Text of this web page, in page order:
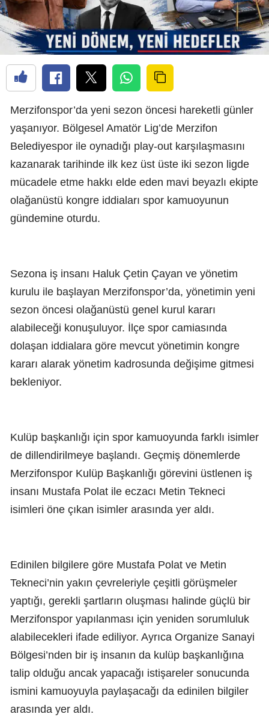
Merzifonspor’da yeni sezon öncesi hareketli günler
yaşanıyor. Bölgesel Amatör Lig’de Merzifon
Belediyespor ile oynadığı play-out karşılaşmasını
kazanarak tarihinde ilk kez üst üste iki sezon ligde
mücadele etme hakkı elde eden mavi beyazlı ekipte
olağanüstü kongre iddiaları spor kamuoyunun
gündemine oturdu.
Sezona iş insanı Haluk Çetin Çayan ve yönetim
kurulu ile başlayan Merzifonspor’da, yönetimin yeni
sezon öncesi olağanüstü genel kurul kararı
alabileceği konuşuluyor. İlçe spor camiasında
dolaşan iddialara göre mevcut yönetimin kongre
kararı alarak yönetim kadrosunda değişime gitmesi
bekleniyor.
Kulüp başkanlığı için spor kamuoyunda farklı isimler
de dillendirilmeye başlandı. Geçmiş dönemlerde
Merzifonspor Kulüp Başkanlığı görevini üstlenen iş
insanı Mustafa Polat ile eczacı Metin Tekneci
isimleri öne çıkan isimler arasında yer aldı.
Edinilen bilgilere göre Mustafa Polat ve Metin
Tekneci’nin yakın çevreleriyle çeşitli görüşmeler
yaptığı, gerekli şartların oluşması halinde güçlü bir
Merzifonspor yapılanması için yeniden sorumluluk
alabilecekleri ifade ediliyor. Ayrıca Organize Sanayi
Bölgesi’nden bir iş insanın da kulüp başkanlığına
talip olduğu ancak yapacağı istişareler sonucunda
ismini kamuoyuyla paylaşacağı da edinilen bilgiler
arasında yer aldı.